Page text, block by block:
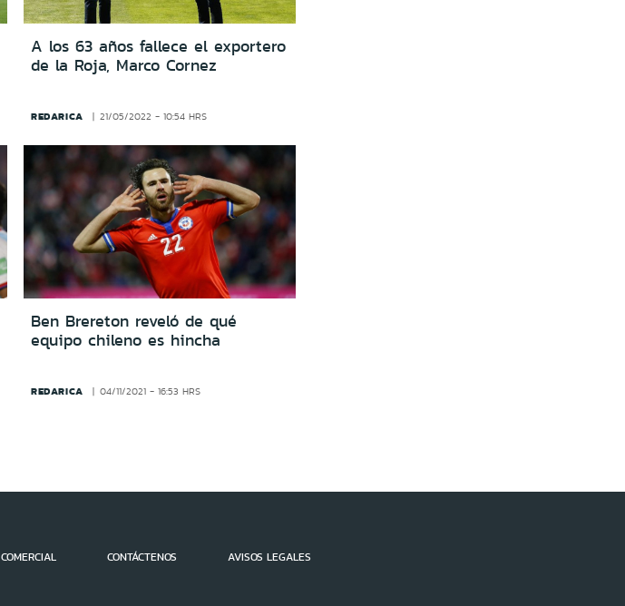
A los 63 años fallece el exportero
de la Roja, Marco Cornez
REDARICA 21/05/2022 - 10:54 HRS
Ben Brereton reveló de qué
equipo chileno es hincha
REDARICA 04/11/2021 - 16:53 HRS
COMERCIAL CONTÁCTENOS AVISOS LEGALES